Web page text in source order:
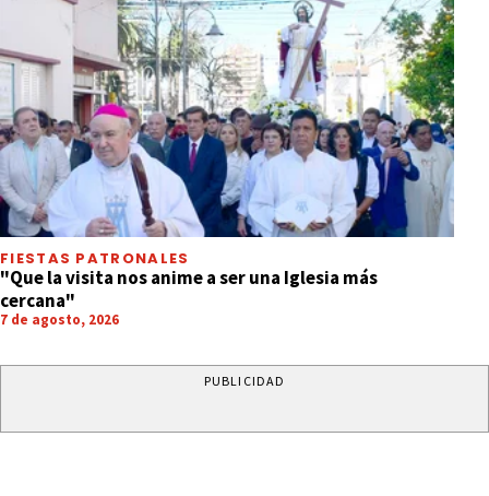
FIESTAS PATRONALES
"Que la visita nos anime a ser una Iglesia más
cercana"
7 de agosto, 2026
PUBLICIDAD